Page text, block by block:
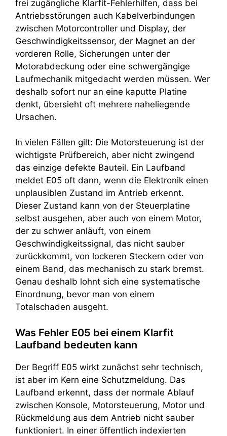
frei zugängliche Klarfit-Fehlerhilfen, dass bei
Antriebsstörungen auch Kabelverbindungen
zwischen Motorcontroller und Display, der
Geschwindigkeitssensor, der Magnet an der
vorderen Rolle, Sicherungen unter der
Motorabdeckung oder eine schwergängige
Laufmechanik mitgedacht werden müssen. Wer
deshalb sofort nur an eine kaputte Platine
denkt, übersieht oft mehrere naheliegende
Ursachen.
In vielen Fällen gilt: Die Motorsteuerung ist der
wichtigste Prüfbereich, aber nicht zwingend
das einzige defekte Bauteil. Ein Laufband
meldet E05 oft dann, wenn die Elektronik einen
unplausiblen Zustand im Antrieb erkennt.
Dieser Zustand kann von der Steuerplatine
selbst ausgehen, aber auch von einem Motor,
der zu schwer anläuft, von einem
Geschwindigkeitssignal, das nicht sauber
zurückkommt, von lockeren Steckern oder von
einem Band, das mechanisch zu stark bremst.
Genau deshalb lohnt sich eine systematische
Einordnung, bevor man von einem
Totalschaden ausgeht.
Was Fehler E05 bei einem Klarfit
Laufband bedeuten kann
Der Begriff E05 wirkt zunächst sehr technisch,
ist aber im Kern eine Schutzmeldung. Das
Laufband erkennt, dass der normale Ablauf
zwischen Konsole, Motorsteuerung, Motor und
Rückmeldung aus dem Antrieb nicht sauber
funktioniert. In einer öffentlich indexierten